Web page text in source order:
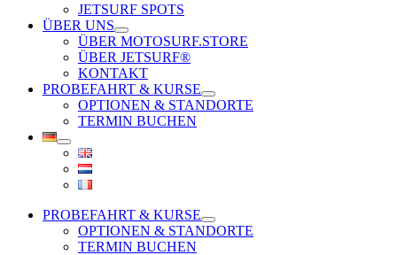
JETSURF SPOTS
ÜBER UNS
ÜBER MOTOSURF.STORE
ÜBER JETSURF®
KONTAKT
PROBEFAHRT & KURSE
OPTIONEN & STANDORTE
TERMIN BUCHEN
PROBEFAHRT & KURSE
OPTIONEN & STANDORTE
TERMIN BUCHEN